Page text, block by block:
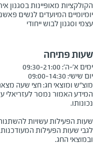
הקולקציות מאופיינות בסגנון
יומיומיים המיועדים לנשים
עצמי וסגנון לבוש ייחודי
שעות פתיחה
מוצ"ש ומוצאי חג: חצי שעה מצאת
המידע האמור נמסר לעזריאלי
שעות הפעילות עשויות
לגבי שעות הפעילות
ובמוצאי החג.